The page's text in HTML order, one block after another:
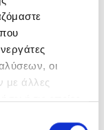
οι
με άλλες
ή τις οποίες
κέλυφος
μέσα σε
Το